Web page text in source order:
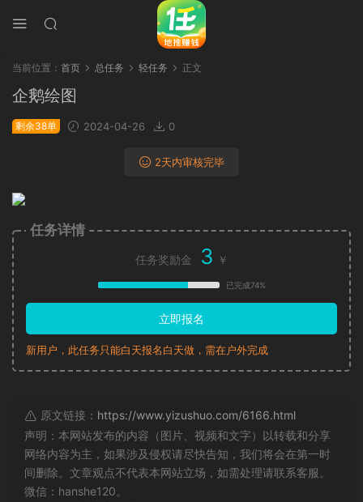
当前位置： 首页 总任务 轻任务 正文
企鹅绘图
剩余38单 2024-04-26 0
2天内审核完毕
任务详情
任务奖励金 3 ￥
已完成74%
立即报名
新用户，此任务只能白天报名白天做，需在户外完成
原文链接： https://www.yizushuo.com/6166.html
声明：本网站发布的内容（图片、视频和文字）以转载和分享
网络内容为主，如果涉及侵权请尽快告知，我们将会在第一时
间删除。文章观点不代表本网站立场，如需处理请联系客服。
微信：hanshe120。